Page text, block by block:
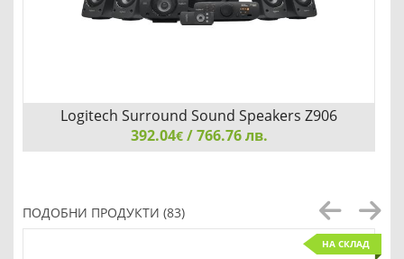
Logitech Surround Sound Speakers Z906
392.04€/ 766.76 лв.
ПОДОБНИ ПРОДУКТИ (83)
НА СКЛАД